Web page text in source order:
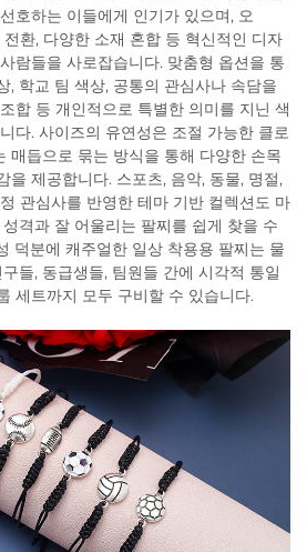
호하는 이들에게 인기가 있으며, 오
환, 다양한 소재 혼합 등 혁신적인 디자
람들을 사로잡습니다. 맞춤형 옵션을 통
, 학교 팀 색상, 공통의 관심사나 속담을
합 등 개인적으로 특별한 의미를 지닌 색
다. 사이즈의 유연성은 조절 가능한 클로
매듭으로 묶는 방식을 통해 다양한 손목
을 제공합니다. 스포츠, 음악, 동물, 명절,
관심사를 반영한 테마 기반 컬렉션도 마
격과 잘 어울리는 팔찌를 쉽게 찾을 수
덕분에 캐주얼한 일상 착용용 팔찌는 물
들, 동급생들, 팀원들 간에 시각적 통일
세트까지 모두 구비할 수 있습니다.